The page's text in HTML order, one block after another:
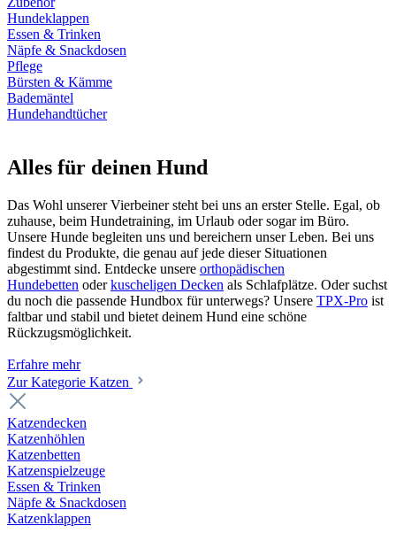
Hundeklappen
Essen & Trinken
Näpfe & Snackdosen
Pflege
Bürsten & Kämme
Bademäntel
Hundehandtücher
Alles für deinen Hund
Das Wohl unserer Vierbeiner steht bei uns an erster Stelle. Egal, ob
zuhause, beim Hundetraining, im Urlaub oder sogar im Büro.
Unsere Hunde begleiten uns und bereichern unser Leben. Bei uns
findest du Produkte, die genau auf jede dieser Situationen
abgestimmt sind. Entdecke unsere orthopädischen
Hundebetten oderkuscheligen Decken als Schlafplätze. Oder suchst
du noch die passende Hundbox für unterwegs? Unsere TPX-Pro ist
faltbar und stabil und bietet deinem Hund eine schöne
Rückzugsmöglichkeit.
Erfahre mehr
Zur Kategorie Katzen
Katzendecken
Katzenhöhlen
Katzenbetten
Katzenspielzeuge
Essen & Trinken
Näpfe & Snackdosen
Katzenklappen